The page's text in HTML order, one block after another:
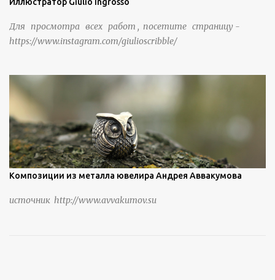
Для просмотра всех работ , посетите страницу -
https://www.instagram.com/giulioscribble/
Композиции из металла ювелира Андрея Аввакумова
источник http://www.avvakumov.su